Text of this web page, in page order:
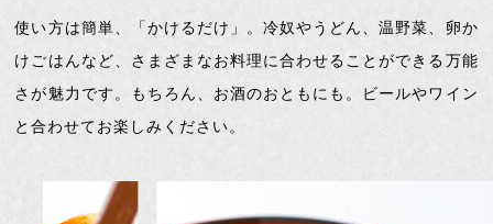
使い方は簡単、「かけるだけ」。冷奴やうどん、温野菜、卵か
けごはんなど、さまざまなお料理に合わせることができる万能
さが魅力です。もちろん、お酒のおともにも。ビールやワイン
と合わせてお楽しみください。